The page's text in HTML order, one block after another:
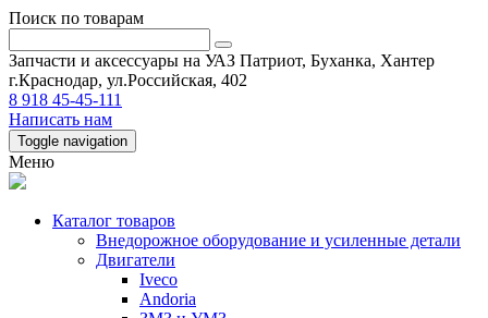
Поиск по товарам
Запчасти и аксессуары на УАЗ Патриот, Буханка, Хантер
г.Краснодар, ул.Российская, 402
8 918 45-45-111
Написать нам
Toggle navigation
Меню
Каталог товаров
Внедорожное оборудование и усиленные детали
Двигатели
Iveco
Andoria